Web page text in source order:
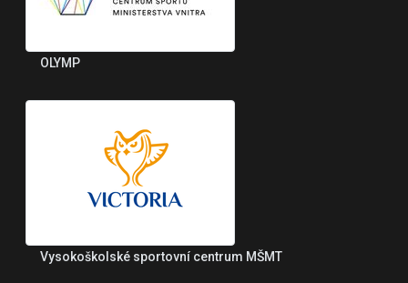
OLYMP
Vysokoškolské sportovní centrum MŠMT